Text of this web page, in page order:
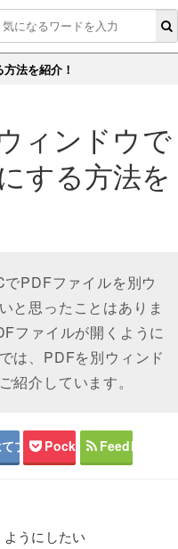
法を紹介！
ィンドウで
する方法を
PDFファイルを別ウ
と思ったことはありま
ファイルが開くように
は、PDFを別ウィンド
紹介しています。
ブ Pocket Feedly
うにしたい